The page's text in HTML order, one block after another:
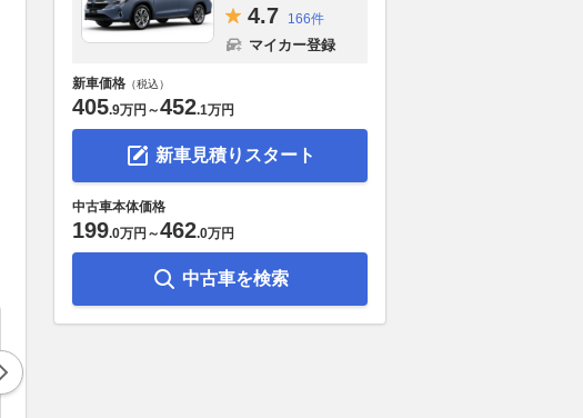
4.7 166件
マイカー登録
新車価格 （税込）
405.9万円 ～452.1万円
新車見積りスタート
中古車本体価格
199.0万円 ～462.0万円
中古車を検索